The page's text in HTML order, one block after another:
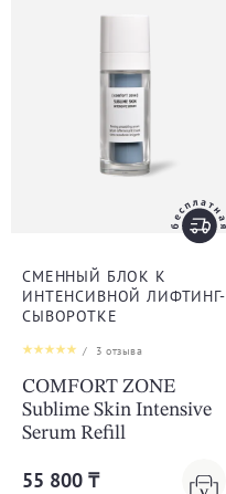
СМЕННЫЙ БЛОК К
ИНТЕНСИВНОЙ ЛИФТИНГ-
СЫВОРОТКЕ
/ 3 отзыва
COMFORT ZONE
Sublime Skin Intensive
Serum Refill
55 800 ₸